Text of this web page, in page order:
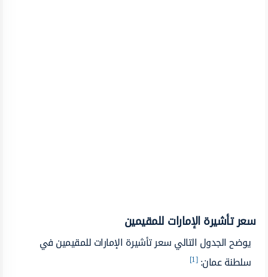
سعر تأشيرة الإمارات للمقيمين
يوضح الجدول التالي سعر تأشيرة الإمارات للمقيمين في
سلطنة عمان:[1]